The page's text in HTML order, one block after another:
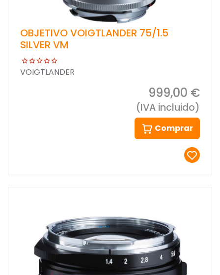
OBJETIVO VOIGTLANDER 75/1.5
SILVER VM
VOIGTLANDER
999,00 €
(IVA incluido)
Comprar